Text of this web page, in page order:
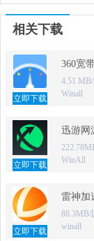
相关下载
立即下载
360宽
4.51
Winall
立即下载
迅游网
WinAll
立即下载
雷神加
88.3MB/
winall